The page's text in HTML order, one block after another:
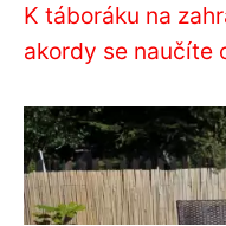
K táboráku na
akordy se naučíte